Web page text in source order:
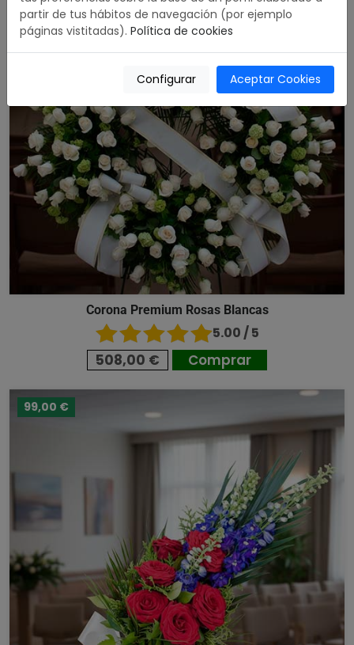
Corona Premium Rosas Blancas
5.00 / 5
508,00 € Comprar
99,00 €
partir de tus hábitos de navegación (por ejemplo
páginas vistitadas). Política de cookies
Configurar Aceptar Cookies